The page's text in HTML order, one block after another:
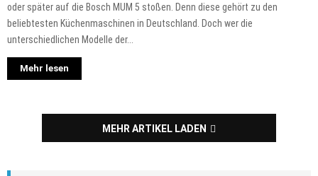
oder später auf die Bosch MUM 5 stoßen. Denn diese gehört zu den
beliebtesten Küchenmaschinen in Deutschland. Doch wer die
unterschiedlichen Modelle der...
Mehr lesen
MEHR ARTIKEL LADEN